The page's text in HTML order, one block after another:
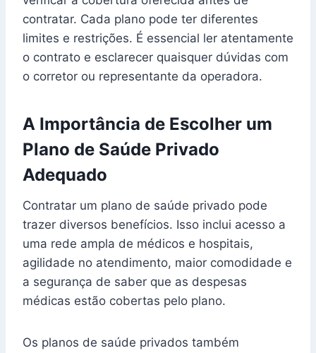
contratar. Cada plano pode ter diferentes
limites e restrições. É essencial ler atentamente
o contrato e esclarecer quaisquer dúvidas com
o corretor ou representante da operadora.
A Importância de Escolher um
Plano de Saúde Privado
Adequado
Contratar um plano de saúde privado pode
trazer diversos benefícios. Isso inclui acesso a
uma rede ampla de médicos e hospitais,
agilidade no atendimento, maior comodidade e
a segurança de saber que as despesas
médicas estão cobertas pelo plano.
Os planos de saúde privados também